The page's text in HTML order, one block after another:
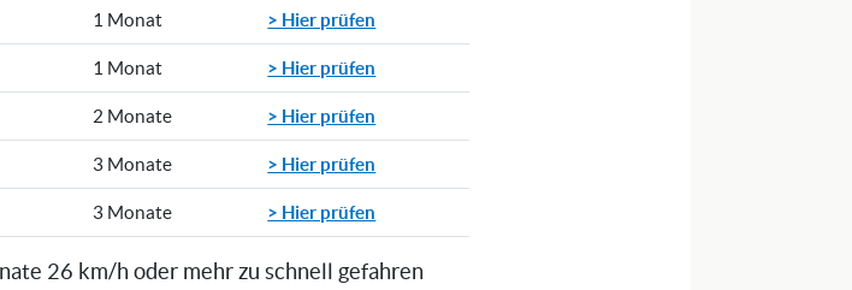
1 Monat > Hier prüfen
1 Monat > Hier prüfen
2 Monate > Hier prüfen
3 Monate > Hier prüfen
3 Monate > Hier prüfen
26 km/h oder mehr zu schnell gefahren